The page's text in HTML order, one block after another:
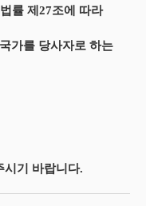
률 제27조에 따라
가를 당사자로 하는
시기 바랍니다.